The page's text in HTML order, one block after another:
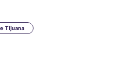
Tijuana